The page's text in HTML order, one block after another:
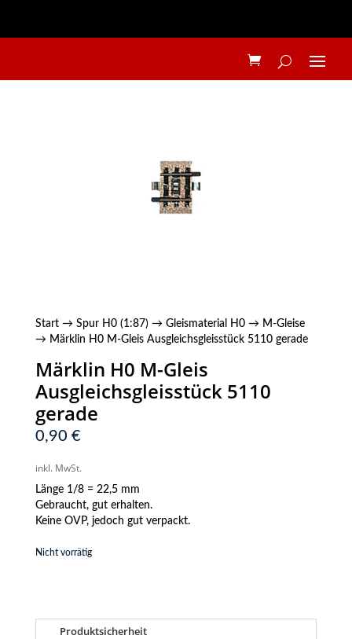
Start→ Spur H0 (1:87)→ Gleismaterial H0→ M-Gleise
→ Märklin H0 M-Gleis Ausgleichsgleisstück 5110 gerade
Märklin H0 M-Gleis
Ausgleichsgleisstück 5110
gerade
0,90 €
inkl. MwSt.
Länge 1/8 = 22,5 mm
Gebraucht, gut erhalten.
Keine OVP, jedoch gut verpackt.
Nicht vorrätig
Produktsicherheit